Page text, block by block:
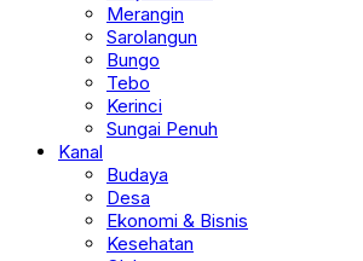
Merangin
Sarolangun
Bungo
Tebo
Kerinci
Sungai Penuh
Kanal
Budaya
Desa
Ekonomi & Bisnis
Kesehatan